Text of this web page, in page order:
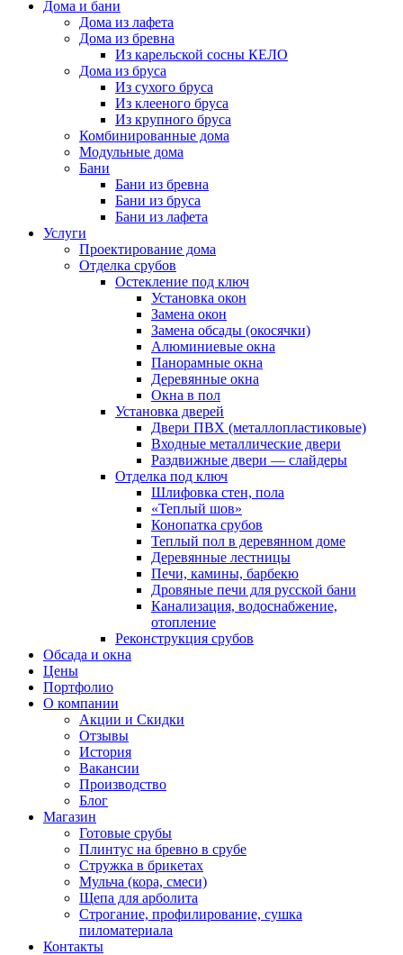
Дома и бани
Дома из лафета
Дома из бревна
Из карельской сосны КЕЛО
Дома из бруса
Из сухого бруса
Из клееного бруса
Из крупного бруса
Комбинированные дома
Модульные дома
Бани
Бани из бревна
Бани из бруса
Бани из лафета
Услуги
Проектирование дома
Отделка срубов
Остекление под ключ
Установка окон
Замена окон
Замена обсады (окосячки)
Алюминиевые окна
Панорамные окна
Деревянные окна
Окна в пол
Установка дверей
Двери ПВХ (металлопластиковые)
Входные металлические двери
Раздвижные двери — слайдеры
Отделка под ключ
Шлифовка стен, пола
«Теплый шов»
Конопатка срубов
Теплый пол в деревянном доме
Деревянные лестницы
Печи, камины, барбекю
Дровяные печи для русской бани
Канализация, водоснабжение,
отопление
Реконструкция срубов
Обсада и окна
Цены
Портфолио
О компании
Акции и Скидки
Отзывы
История
Вакансии
Производство
Блог
Магазин
Готовые срубы
Плинтус на бревно в срубе
Стружка в брикетах
Мульча (кора, смеси)
Щепа для арболита
Строгание, профилирование, сушка
пиломатериала
Контакты